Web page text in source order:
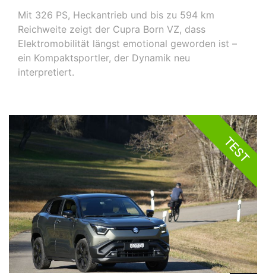
Mit 326 PS, Heckantrieb und bis zu 594 km
Reichweite zeigt der Cupra Born VZ, dass
Elektromobilität längst emotional geworden ist –
ein Kompaktsportler, der Dynamik neu
interpretiert.
TEST